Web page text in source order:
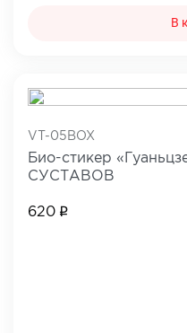
В
VT-05BOX
Био-стикер
СУСТАВОВ
620